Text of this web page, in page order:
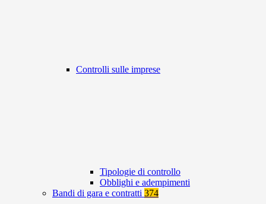
Controlli sulle imprese
Tipologie di controllo
Obblighi e adempimenti
Bandi di gara e contratti 374